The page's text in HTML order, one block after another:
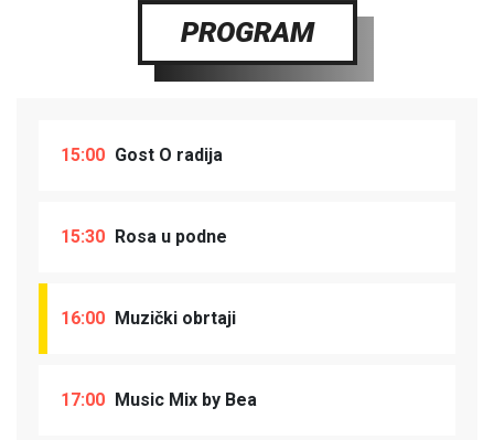
PROGRAM
15:00 Gost O radija
15:30 Rosa u podne
16:00 Muzički obrtaji
17:00 Music Mix by Bea